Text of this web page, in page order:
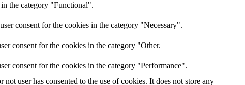
the category "Functional".
consent for the cookies in the category "Necessary".
consent for the cookies in the category "Other.
consent for the cookies in the category "Performance".
user has consented to the use of cookies. It does not store any